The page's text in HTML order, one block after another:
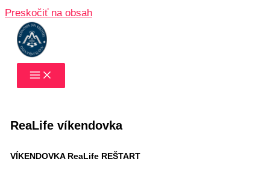
Preskočiť na obsah
ReaLife víkendovka
VÍKENDOVKA ReaLife REŠTART